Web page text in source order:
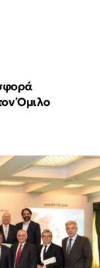
Όμιλο